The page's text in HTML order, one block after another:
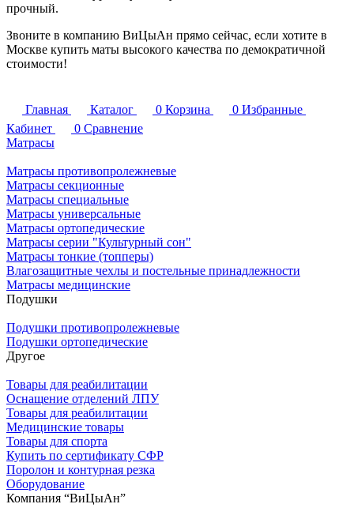
прочный.
Звоните в компанию ВиЦыАн прямо сейчас, если хотите в
Москве купить маты высокого качества по демократичной
стоимости!
Главная Каталог 0 Корзина 0 Избранные
Кабинет
0 Сравнение
Матрасы
Матрасы противопролежневые
Матрасы секционные
Матрасы специальные
Матрасы универсальные
Матрасы ортопедические
Матрасы серии "Культурный сон"
Матрасы тонкие (топперы)
Влагозащитные чехлы и постельные принадлежности
Матрасы медицинские
Подушки
Подушки противопролежневые
Подушки ортопедические
Другое
Товары для реабилитации
Оснащение отделений ЛПУ
Товары для реабилитации
Медицинские товары
Товары для спорта
Купить по сертификату СФР
Поролон и контурная резка
Оборудование
Компания “ВиЦыАн”